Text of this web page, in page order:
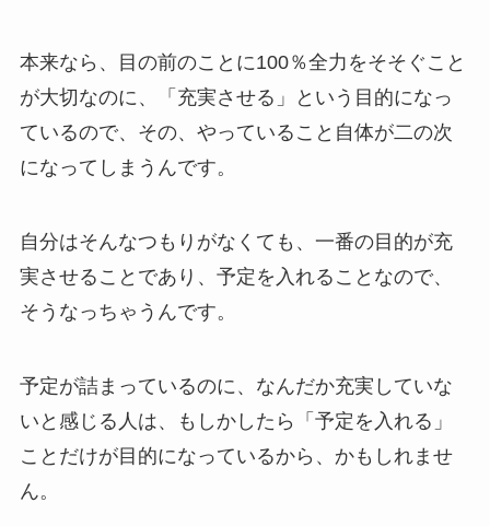
本来なら、目の前のことに100％全力をそそぐこと
が大切なのに、「充実させる」という目的になっ
ているので、その、やっていること自体が二の次
になってしまうんです。
自分はそんなつもりがなくても、一番の目的が充
実させることであり、予定を入れることなので、
そうなっちゃうんです。
予定が詰まっているのに、なんだか充実していな
いと感じる人は、もしかしたら「予定を入れる」
ことだけが目的になっているから、かもしれませ
ん。